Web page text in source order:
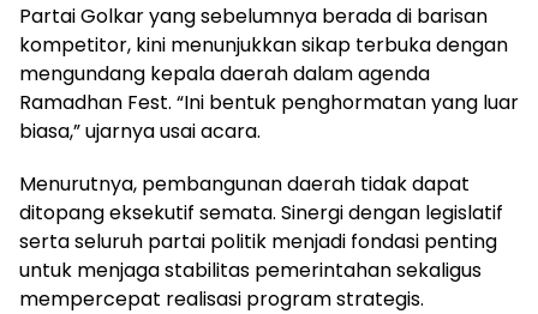
Partai Golkar yang sebelumnya berada di barisan
kompetitor, kini menunjukkan sikap terbuka dengan
mengundang kepala daerah dalam agenda
Ramadhan Fest. “Ini bentuk penghormatan yang luar
biasa,” ujarnya usai acara.
Menurutnya, pembangunan daerah tidak dapat
ditopang eksekutif semata. Sinergi dengan legislatif
serta seluruh partai politik menjadi fondasi penting
untuk menjaga stabilitas pemerintahan sekaligus
mempercepat realisasi program strategis.